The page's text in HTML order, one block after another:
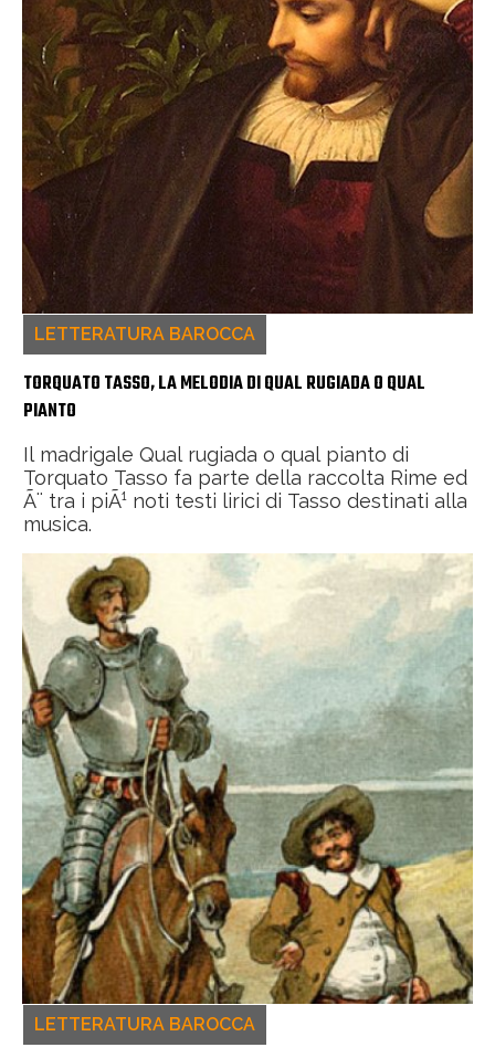
LETTERATURA BAROCCA
TORQUATO TASSO, LA MELODIA DI QUAL RUGIADA O QUAL
PIANTO
Il madrigale Qual rugiada o qual pianto di
Torquato Tasso fa parte della raccolta Rime ed
Ã¨ tra i piÃ¹ noti testi lirici di Tasso destinati alla
musica.
LETTERATURA BAROCCA